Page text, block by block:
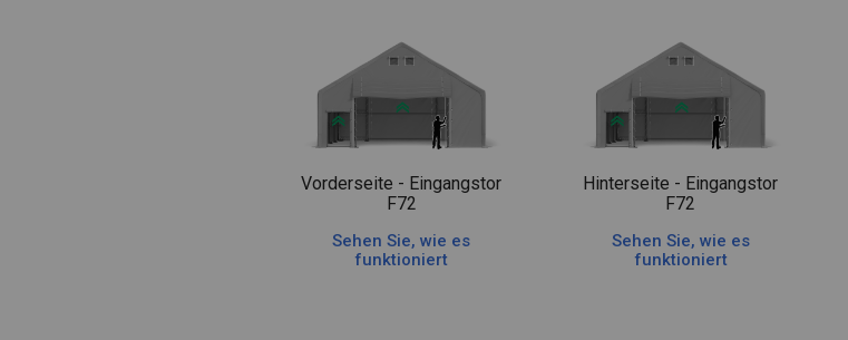
Vorderseite - Eingangstor
F72
Sehen Sie, wie es
funktioniert
Hinterseite - Eingangstor
F72
Sehen Sie, wie es
funktioniert